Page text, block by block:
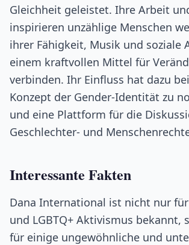
Gleichheit geleistet. Ihre Arbeit
inspirieren unzählige Menschen
ihrer Fähigkeit, Musik und soziale
einem kraftvollen Mittel für
verbinden. Ihr Einfluss hat dazu
Konzept der Gender-Identität zu
und eine Plattform für die
Geschlechter- und
Interessante Fakten
Dana International ist nicht nur
und LGBTQ+ Aktivismus bekannt,
für einige ungewöhnliche und